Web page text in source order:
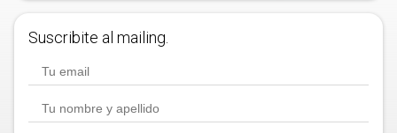
Suscribite al mailing.